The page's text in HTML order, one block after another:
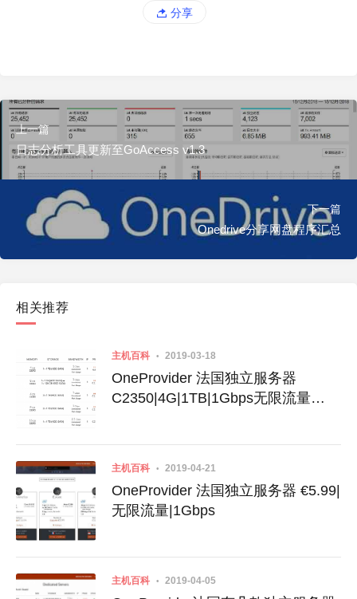
分享
上一篇
日志分析工具更新至GoAccess v1.3
下一篇
Onedrive分享网盘程序汇总
相关推荐
主机百科 2019-03-18
OneProvider 法国独立服务器
C2350|4G|1TB|1Gbps无限流量
主机百科 2019-04-21
OneProvider 法国独立服务器 €5.99|
无限流量|1Gbps
主机百科 2019-04-05